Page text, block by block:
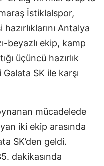
İstiklalspor,
Antalya
beyazlı ekip, kamp
üçüncü hazırlık
SK ile karşı
mücadelede
iki ekip arasında
SK’den geldi.
dakikasında